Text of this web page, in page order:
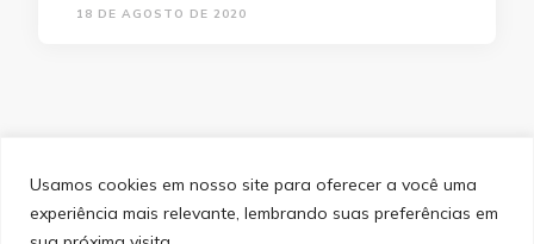
Usamos cookies em nosso site para oferecer a você uma
experiência mais relevante, lembrando suas preferências em
18 DE AGOSTO DE 2020
SITEMAP POLÍTICA DE PRIVACIDADE
EQUIPE